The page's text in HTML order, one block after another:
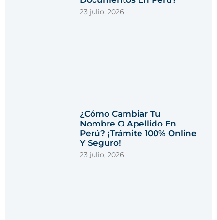
23 julio, 2026
¿Cómo Cambiar Tu
Nombre O Apellido En
Perú? ¡Trámite 100% Online
Y Seguro!
23 julio, 2026